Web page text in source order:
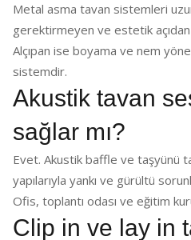
Metal asma tavan sistemleri
gerektirmeyen ve estetik
Alçıpan ise boyama ve nem
sistemdir.
Akustik tavan
sağlar mı?
Evet. Akustik baffle ve taşyünü
yapılarıyla yankı ve gürültü
Ofis, toplantı odası ve eğitim
Clip in ve lay in